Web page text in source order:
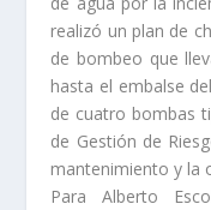
realizó un plan de
de bombeo que
hasta el embalse
de cuatro bombas
de Gestión de
mantenimiento y la
Para Alberto